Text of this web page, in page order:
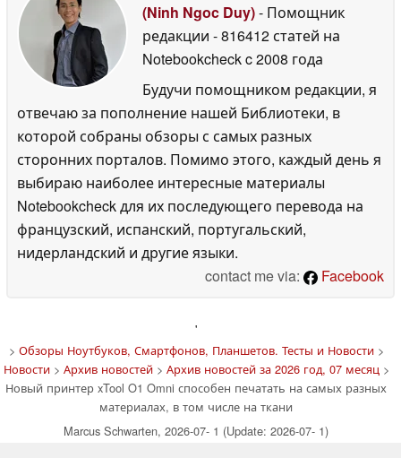
(Ninh Ngoc Duy)- Помощник
редакции - 816412 статей на
Notebookcheckc 2008 года
Будучи помощником редакции, я
отвечаю за пополнение нашей Библиотеки, в
которой собраны обзоры с самых разных
сторонних порталов. Помимо этого, каждый день я
выбираю наиболее интересные материалы
Notebookcheck для их последующего перевода на
французский, испанский, португальский,
нидерландский и другие языки.
contact me via:
Facebook
'
> Обзоры Ноутбуков, Смартфонов, Планшетов. Тесты и Новости>
Новости> Архив новостей> Архив новостей за 2026 год, 07 месяц>
Новый принтер xTool O1 Omni способен печатать на самых разных
материалах, в том числе на ткани
Marcus Schwarten, 2026-07- 1 (Update: 2026-07- 1)